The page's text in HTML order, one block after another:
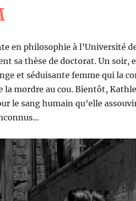
en philosophie à l’Université
sa thèse de doctorat. Un soir,
et séduisante femme qui la
la mordre au cou. Bientôt,
le sang humain qu’elle